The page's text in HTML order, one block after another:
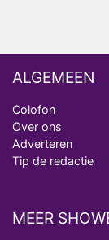
ALGEMEEN
Colofon
Over ons
Adverteren
Tip de redactie
MEER